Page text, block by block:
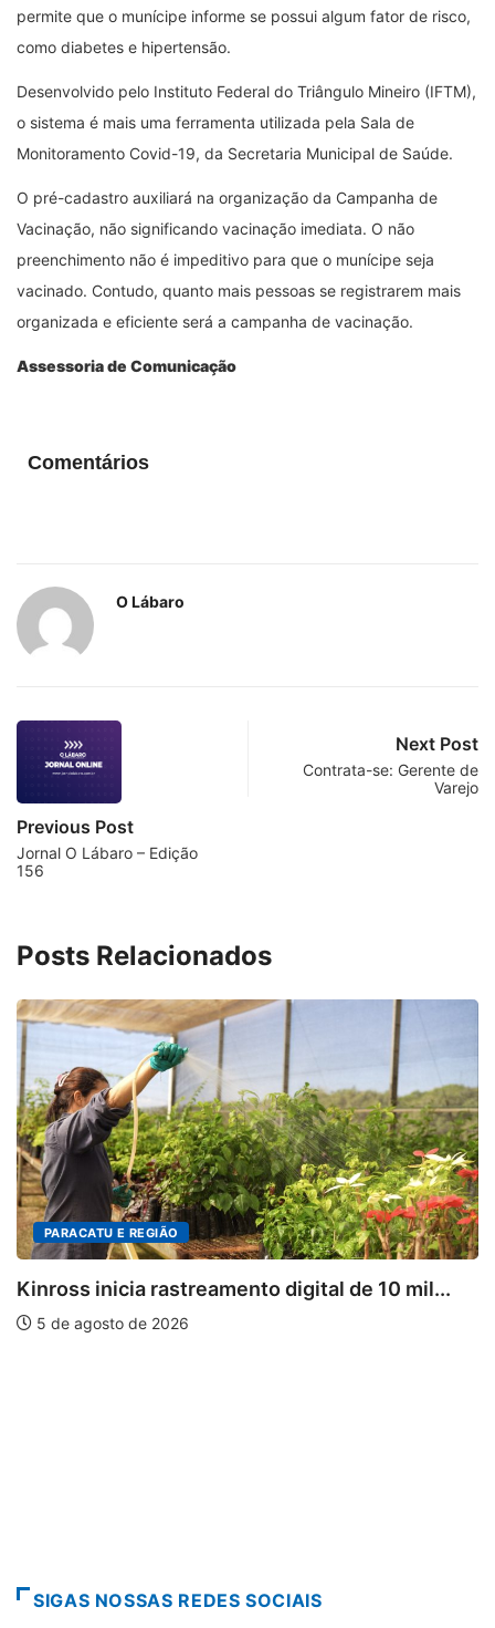
permite que o munícipe informe se possui algum fator de risco,
como diabetes e hipertensão.
Desenvolvido pelo Instituto Federal do Triângulo Mineiro (IFTM),
o sistema é mais uma ferramenta utilizada pela Sala de
Monitoramento Covid-19, da Secretaria Municipal de Saúde.
O pré-cadastro auxiliará na organização da Campanha de
Vacinação, não significando vacinação imediata. O não
preenchimento não é impeditivo para que o munícipe seja
vacinado. Contudo, quanto mais pessoas se registrarem mais
organizada e eficiente será a campanha de vacinação.
Assessoria de Comunicação
Comentários
O Lábaro
Previous Post
Jornal O Lábaro – Edição
156
Next Post
Contrata-se: Gerente de
Varejo
Posts Relacionados
PARACATU E REGIÃO
Kinross inicia rastreamento digital de 10 mil...
5 de agosto de 2026
SIGAS NOSSAS REDES SOCIAIS